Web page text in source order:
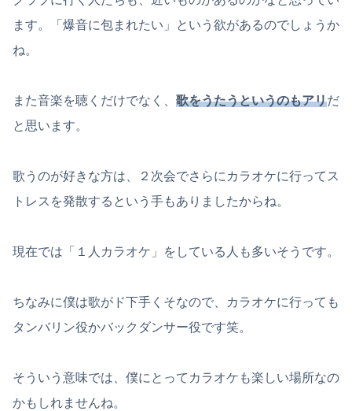
ます。「爆音に包まれたい」という欲があるのでしょうか
ね。
また音楽を聴くだけでなく、 歌をうたうというのもアリだ
と思います。
歌うのが好きな方は、２次会でさらにカラオケに行ってス
トレスを発散するという手もありましたからね。
現在では「１人カラオケ」をしている人も多いそうです。
ちなみに僕は歌がド下手くそなので、カラオケに行っても
タンバリン役かバックダンサー役です笑。
そういう意味では、僕にとってカラオケも楽しい場所なの
かもしれませんね。